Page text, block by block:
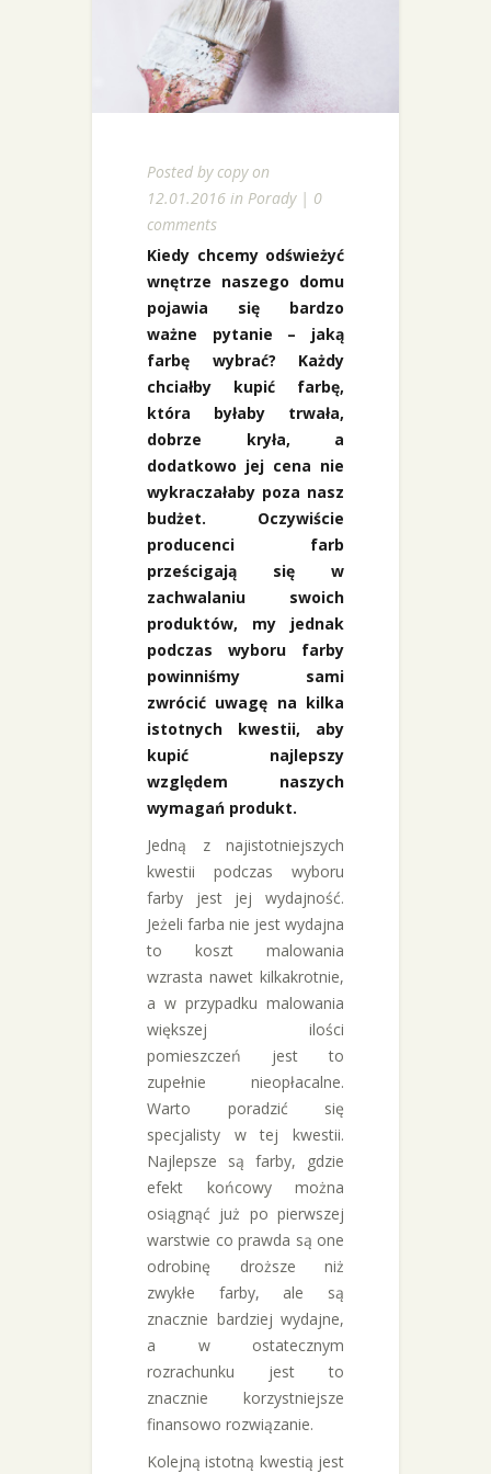
Posted by copyon
12.01.2016 in Porady| 0
comments
Kiedy chcemy odświeżyć
wnętrze naszego domu
pojawia się bardzo
ważne pytanie – jaką
farbę wybrać? Każdy
chciałby kupić farbę,
która byłaby trwała,
dobrze kryła, a
dodatkowo jej cena nie
wykraczałaby poza nasz
budżet. Oczywiście
producenci farb
prześcigają się w
zachwalaniu swoich
produktów, my jednak
podczas wyboru farby
powinniśmy sami
zwrócić uwagę na kilka
istotnych kwestii, aby
kupić najlepszy
względem naszych
wymagań produkt.
Jedną z najistotniejszych
kwestii podczas wyboru
farby jest jej wydajność.
Jeżeli farba nie jest wydajna
to koszt malowania
wzrasta nawet kilkakrotnie,
a w przypadku malowania
większej ilości
pomieszczeń jest to
zupełnie nieopłacalne.
Warto poradzić się
specjalisty w tej kwestii.
Najlepsze są farby, gdzie
efekt końcowy można
osiągnąć już po pierwszej
warstwie co prawda są one
odrobinę droższe niż
zwykłe farby, ale są
znacznie bardziej wydajne,
a w ostatecznym
rozrachunku jest to
znacznie korzystniejsze
finansowo rozwiązanie.
Kolejną istotną kwestią jest